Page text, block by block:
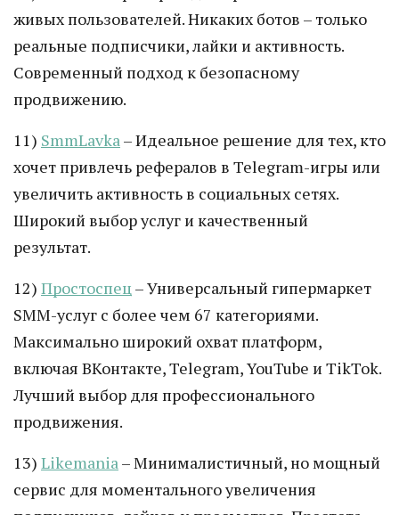
живых пользователей. Никаких ботов – только
реальные подписчики, лайки и активность.
Современный подход к безопасному
продвижению.
11) SmmLavka– Идеальное решение для тех, кто
хочет привлечь рефералов в Telegram-игры или
увеличить активность в социальных сетях.
Широкий выбор услуг и качественный
результат.
12) Простоспец– Универсальный гипермаркет
SMM-услуг с более чем 67 категориями.
Максимально широкий охват платформ,
включая ВКонтакте, Telegram, YouTube и TikTok.
Лучший выбор для профессионального
продвижения.
13) Likemania– Минималистичный, но мощный
сервис для моментального увеличения